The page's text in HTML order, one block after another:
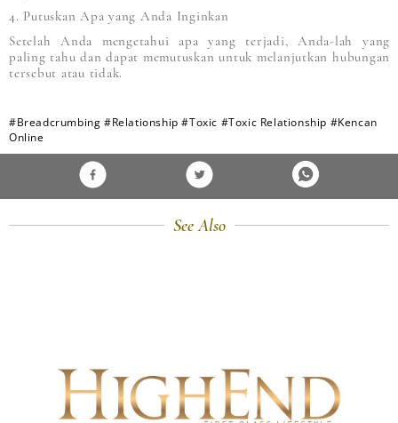
4. Putuskan Apa yang Anda Inginkan
Setelah Anda mengetahui apa yang terjadi, Anda-lah yang
paling tahu dan dapat memutuskan untuk melanjutkan hubungan
tersebut atau tidak.
#Breadcrumbing #Relationship #Toxic #Toxic Relationship #Kencan
Online
See Also